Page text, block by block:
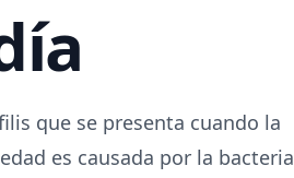
que se presenta cuando la
es causada por la bacteria